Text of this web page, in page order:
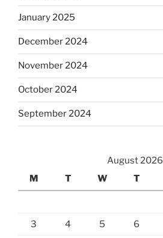
January 2025
December 2024
November 2024
October 2024
September 2024
August 2026
M
T W T
3 4 5 6